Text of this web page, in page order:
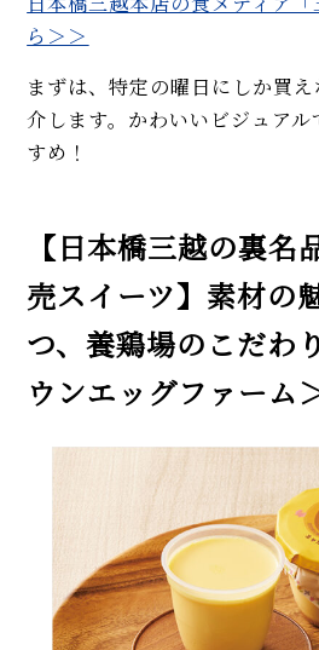
ら＞＞
まずは、特定の曜日にしか買
介します。かわいいビジュア
すめ！
【日本橋三越の裏
売スイーツ】素材の
つ、養鶏場のこだわ
ウンエッグファーム